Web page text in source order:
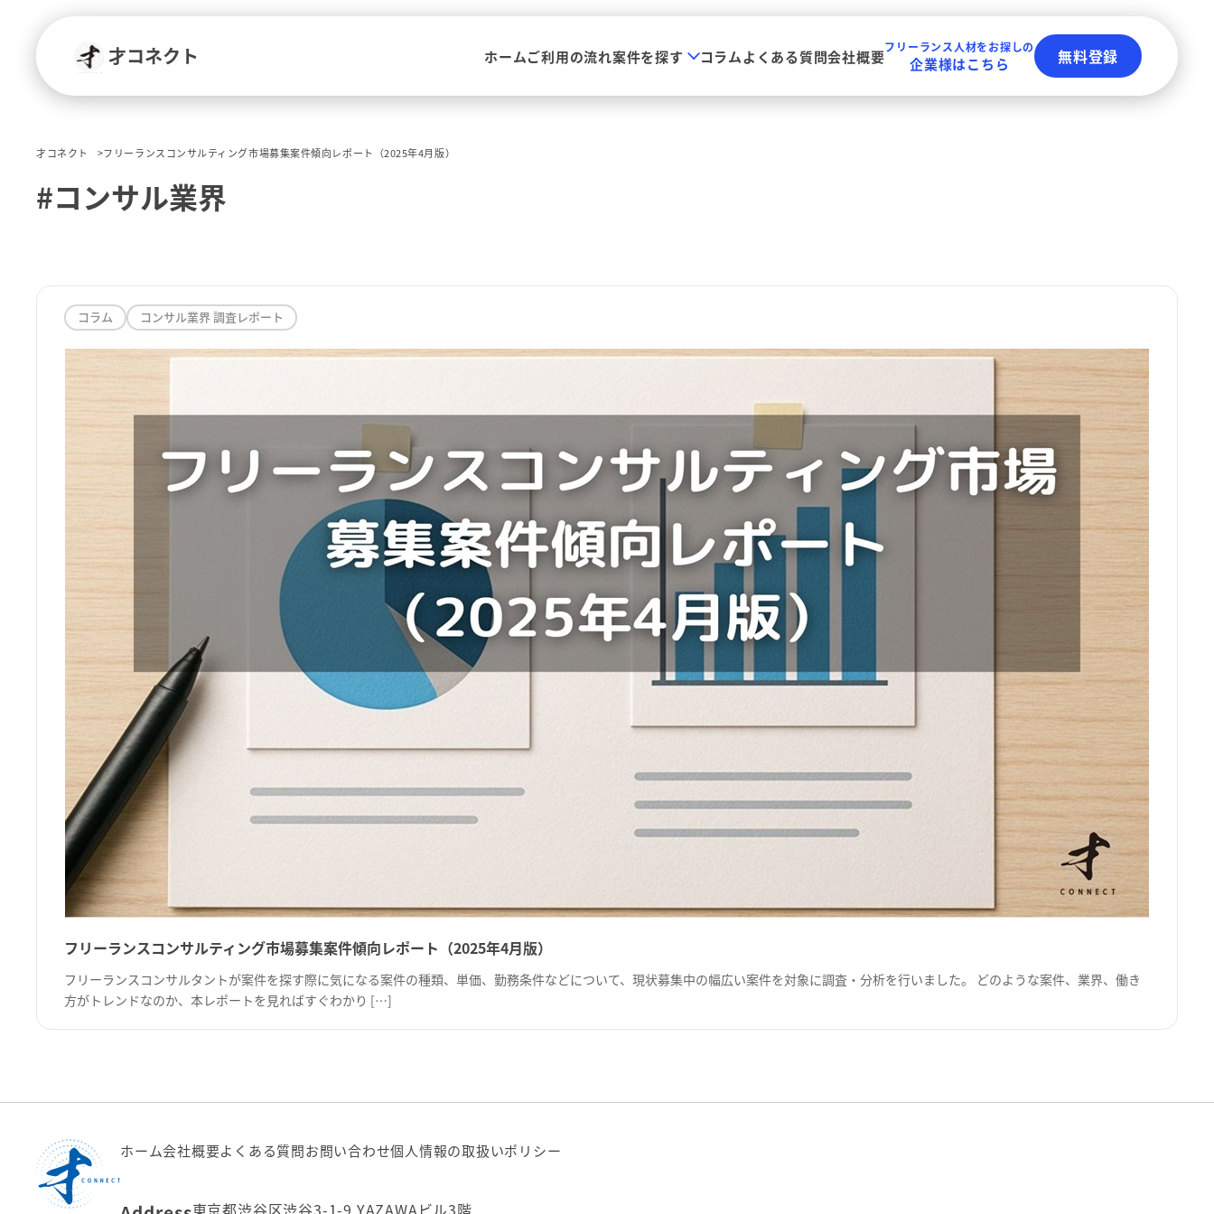
才コネクト ホームご利用の流れ案件を探す コラムよくある質問会社概要
フリーランス人材をお探しの
企業様はこちら 無料登録
才コネクト フリーランスコンサルティング市場募集案件傾向レポート（2025年4月版）
#コンサル業界
コラム コンサル業界 調査レポート
フリーランスコンサルティング市場募集案件傾向レポート（2025年4月版）
フリーランスコンサルタントが案件を探す際に気になる案件の種類、単価、勤務条件などについて、現状募集中の幅広い案件を対象に調査・分析を行いました。 どのような案件、業界、働き
方がトレンドなのか、本レポートを見ればすぐわかり […]
ホーム会社概要よくある質問お問い合わせ個人情報の取扱いポリシー
東京都渋谷区渋谷3-1-9 YAZAWAビル3階